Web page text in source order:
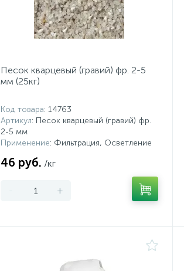
Песок кварцевый (гравий) фр. 2-5
мм (25кг)
Код товара: 14763
Артикул: Песок кварцевый (гравий) фр.
2-5 мм
Применение: Фильтрация, Осветление
46 руб. /кг
- +